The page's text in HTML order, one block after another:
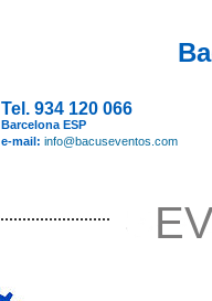
Tel. 934 120 066
Barcelona ESP
e-mail: info@bacuseventos.com